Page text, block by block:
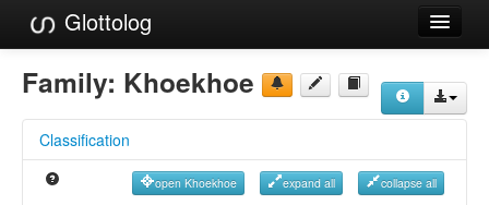
Glottolog
Languages
Language Search
Family: Khoekhoe
Classification
open Khoekhoe expand all collapse all